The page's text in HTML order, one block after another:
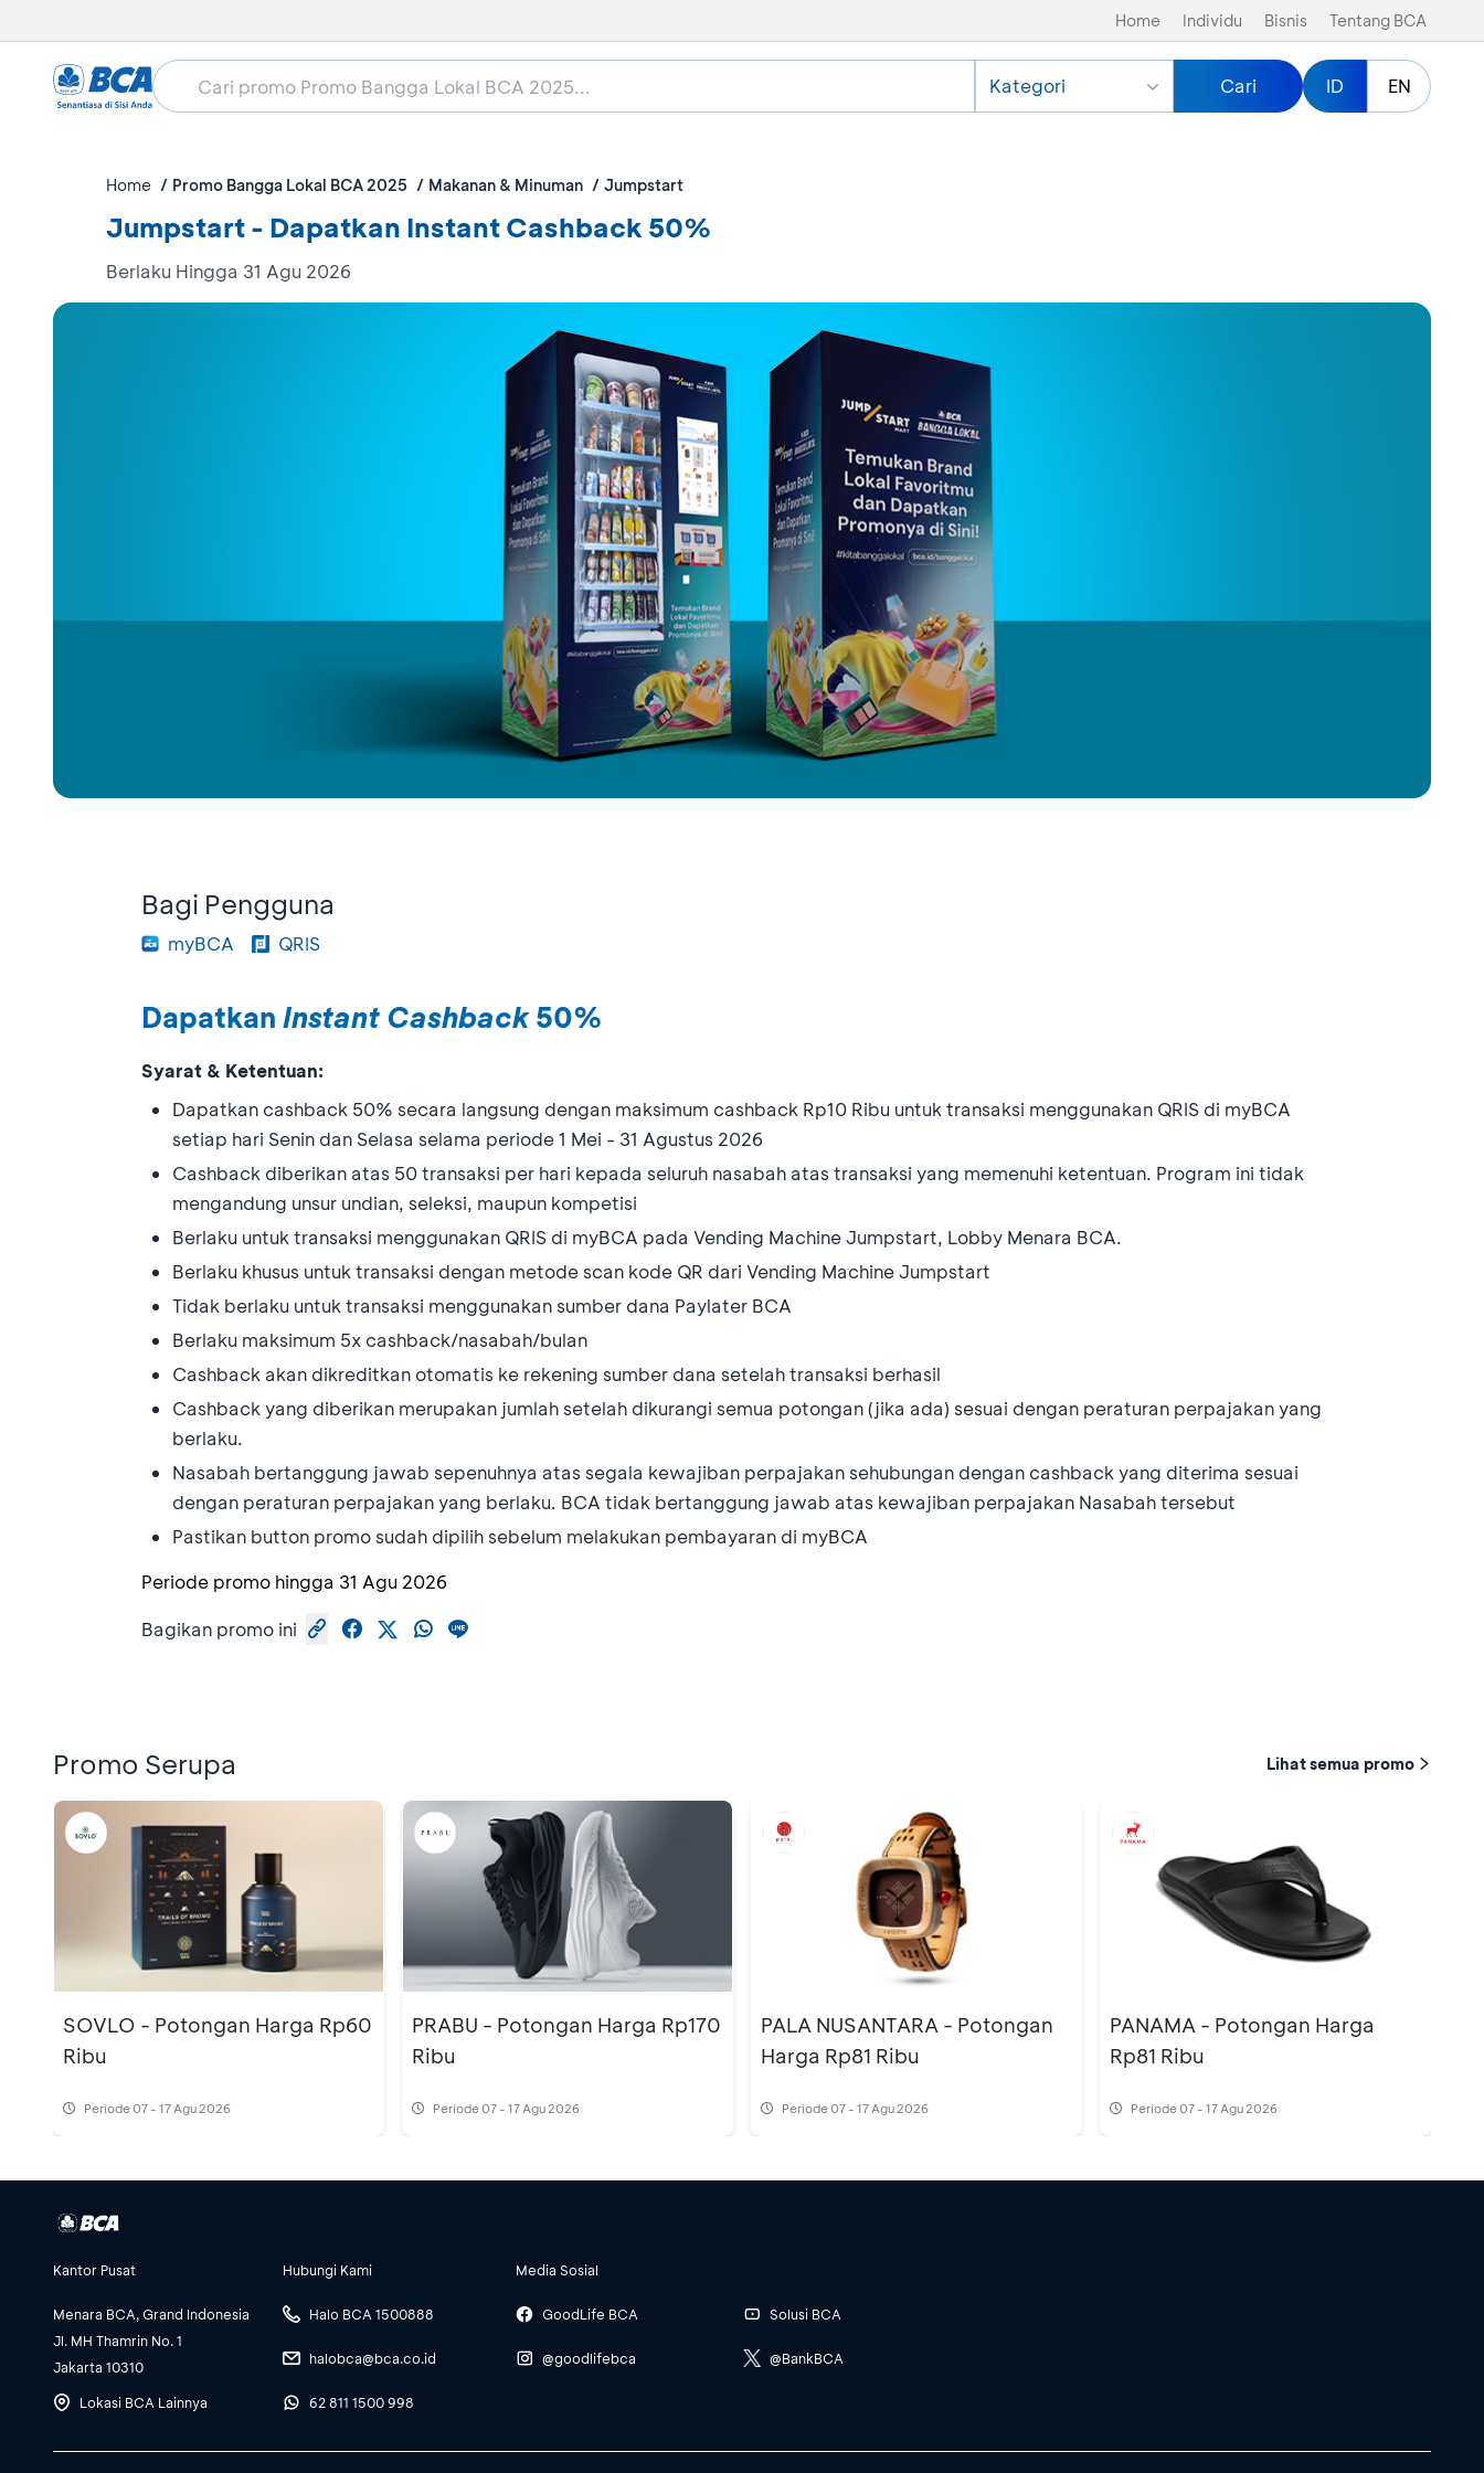
Home Individu Bisnis Tentang BCA
Kategori Cari ID EN
Home Promo Bangga Lokal BCA 2025 Makanan & Minuman Jumpstart
Jumpstart - Dapatkan Instant Cashback 50%
Berlaku Hingga 31 Agu 2026
Bagi Pengguna
myBCA QRIS
Dapatkan Instant Cashback50%
Syarat & Ketentuan:
Dapatkan cashback 50% secara langsung dengan maksimum cashback Rp10 Ribu untuk transaksi menggunakan QRIS di myBCA
setiap hari Senin dan Selasa selama periode 1 Mei - 31 Agustus 2026
Cashback diberikan atas 50 transaksi per hari kepada seluruh nasabah atas transaksi yang memenuhi ketentuan. Program ini tidak
mengandung unsur undian, seleksi, maupun kompetisi
Berlaku untuk transaksi menggunakan QRIS di myBCA pada Vending Machine Jumpstart, Lobby Menara BCA.
Berlaku khusus untuk transaksi dengan metode scan kode QR dari Vending Machine Jumpstart
Tidak berlaku untuk transaksi menggunakan sumber dana Paylater BCA
Berlaku maksimum 5x cashback/nasabah/bulan
Cashback akan dikreditkan otomatis ke rekening sumber dana setelah transaksi berhasil
Cashback yang diberikan merupakan jumlah setelah dikurangi semua potongan (jika ada) sesuai dengan peraturan perpajakan yang
berlaku.
Nasabah bertanggung jawab sepenuhnya atas segala kewajiban perpajakan sehubungan dengan cashback yang diterima sesuai
dengan peraturan perpajakan yang berlaku. BCA tidak bertanggung jawab atas kewajiban perpajakan Nasabah tersebut
Pastikan button promo sudah dipilih sebelum melakukan pembayaran di myBCA
Periode promo hingga 31 Agu 2026
Bagikan promo ini
Promo Serupa Lihat semua promo
SOVLO - Potongan Harga Rp60
Ribu
Periode07 - 17 Agu 2026
PRABU - Potongan Harga Rp170
Ribu
Periode07 - 17 Agu 2026
PALA NUSANTARA - Potongan
Harga Rp81 Ribu
Periode07 - 17 Agu 2026
PANAMA - Potongan Harga
Rp81 Ribu
Periode07 - 17 Agu 2026
Kantor Pusat
Menara BCA, Grand Indonesia
Jl. MH Thamrin No. 1
Jakarta 10310
Lokasi BCA Lainnya
Hubungi Kami
Halo BCA 1500888
halobca@bca.co.id
62 811 1500 998
Media Sosial
GoodLife BCA
@goodlifebca
Solusi BCA
@BankBCA